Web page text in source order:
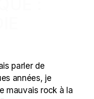
parler de
années, je
mauvais rock à la